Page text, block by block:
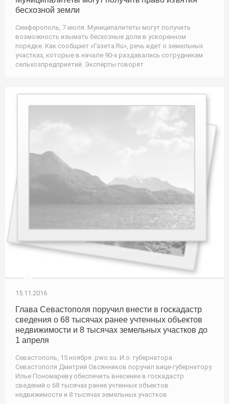
бесхозной земли
Симферополь, 7 июля. Муниципалитеты могут получить
возможность изымать бесхозные доли в ускоренном
порядке. Как сообщает «Газета.Ru», речь идет о земельных
участках, которые в начале 90-х раздавались сотрудникам
сельхозпредприятий. Эксперты говорят
15.11.2016
Глава Севастополя поручил внести в госкадастр
сведения о 68 тысячах ранее учтенных объектов
недвижимости и 8 тысячах земельных участков до
1 апреля
Севастополь, 15 ноября. pwo.su. И.о. губернатора
Севастополя Дмитрий Овсянников поручил вице-губернатору
Илье Пономареву обеспечить внесение в госкадастр
сведений о 68 тысячах ранее учтенных объектов
недвижимости и 8 тысячах земельных участков